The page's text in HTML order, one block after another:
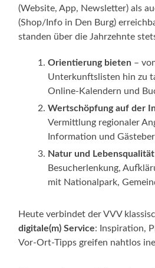
(Website, App, Newsletter) als
(Shop/Info in Den Burg)
standen über die Jahrzehnte
Orientierung bieten –
Unterkunftslisten hin zu
Online‑Kalendern und
Wertschöpfung auf der
Vermittlung regionaler
Information und
Natur und
Besucherlenkung,
mit Nationalpark,
Heute verbindet der VVV
digitale(m) Service: Inspiration,
Vor‑Ort‑Tipps greifen nahtlos